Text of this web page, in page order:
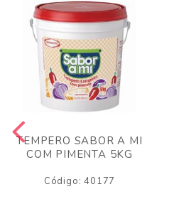
TEMPERO SABOR A MI
COM PIMENTA 5KG
Código: 40177